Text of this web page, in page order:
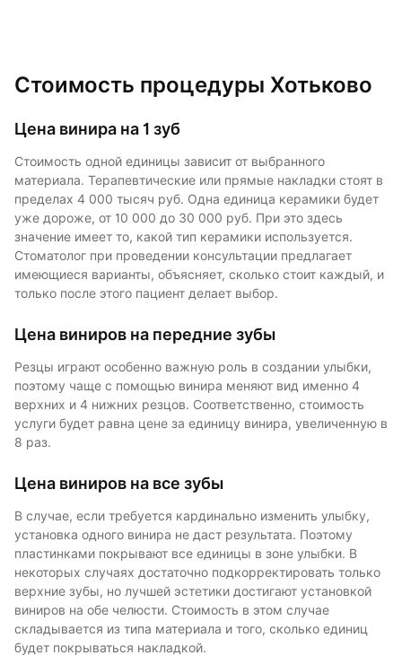
Стоимость процедуры Хотьково
Цена винира на 1 зуб
Стоимость одной единицы зависит от выбранного
материала. Терапевтические или прямые накладки стоят в
пределах 4 000 тысяч руб. Одна единица керамики будет
уже дороже, от 10 000 до 30 000 руб. При это здесь
значение имеет то, какой тип керамики используется.
Стоматолог при проведении консультации предлагает
имеющиеся варианты, объясняет, сколько стоит каждый, и
только после этого пациент делает выбор.
Цена виниров на передние зубы
Резцы играют особенно важную роль в создании улыбки,
поэтому чаще с помощью винира меняют вид именно 4
верхних и 4 нижних резцов. Соответственно, стоимость
услуги будет равна цене за единицу винира, увеличенную в
8 раз.
Цена виниров на все зубы
В случае, если требуется кардинально изменить улыбку,
установка одного винира не даст результата. Поэтому
пластинками покрывают все единицы в зоне улыбки. В
некоторых случаях достаточно подкорректировать только
верхние зубы, но лучшей эстетики достигают установкой
виниров на обе челюсти. Стоимость в этом случае
складывается из типа материала и того, сколько единиц
будет покрываться накладкой.